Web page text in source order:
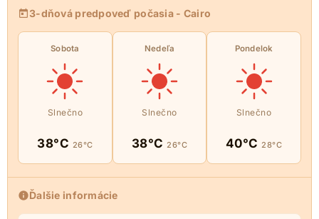
3-dňová predpoveď počasia - Cairo
Sobota
Slnečno
38°C 26°C
Nedeľa
Slnečno
38°C26°C
Pondelok
Slnečno
40°C28°C
Ďalšie informácie